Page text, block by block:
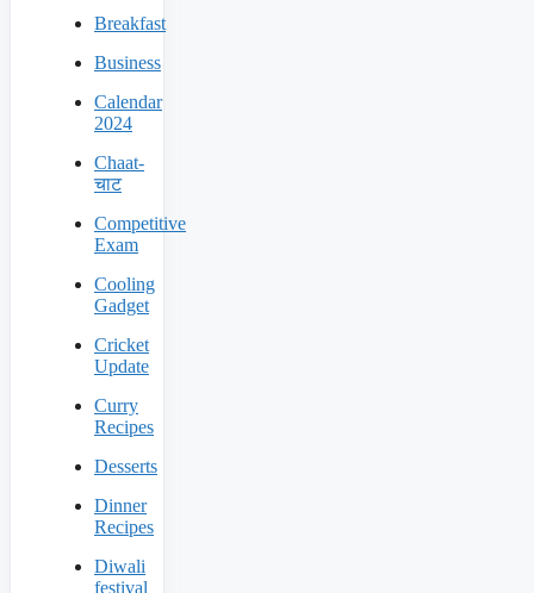
Breakfast
Business
Calendar
2024
Chaat-
चाट
Competitive
Exam
Cooling
Gadget
Cricket
Update
Curry
Recipes
Desserts
Dinner
Recipes
Diwali
festival